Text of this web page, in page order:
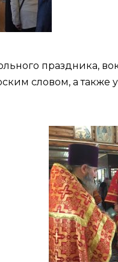
праздника,
словом, а